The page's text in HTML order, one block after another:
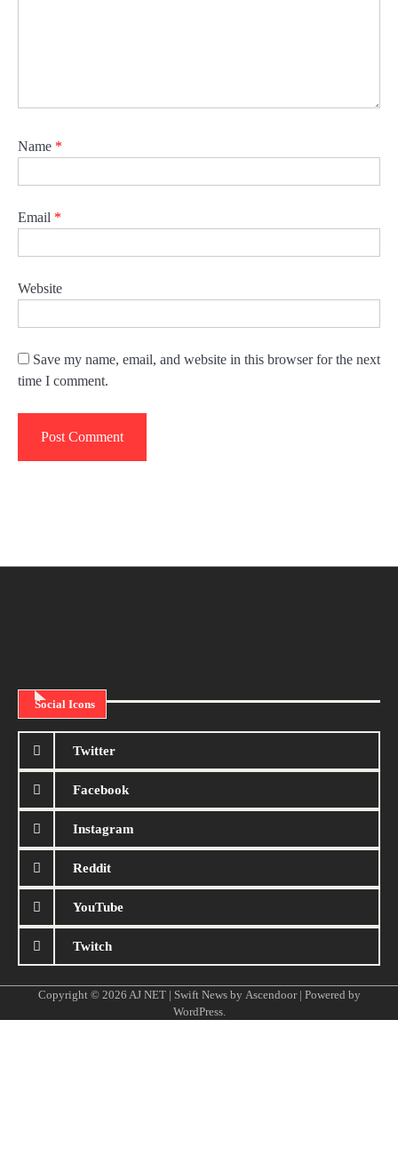
Name *
Email *
Website
Save my name, email, and website in this browser for the next
time I comment.
Social Icons
Twitter
Facebook
Instagram
Reddit
YouTube
Twitch
Copyright © 2026 AJ NET| Swift News by Ascendoor| Powered by
WordPress.